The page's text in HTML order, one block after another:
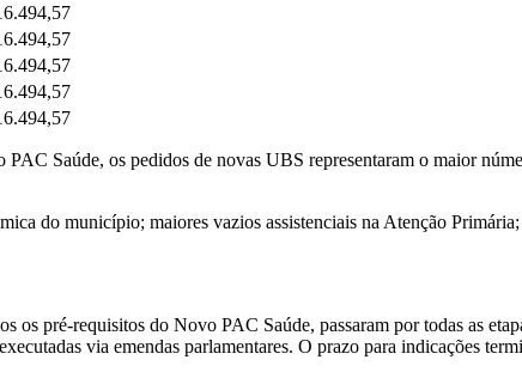
Saúde, os pedidos de novas UBS representaram o maior
do município; maiores vazios assistenciais na Atenção
os pré-requisitos do Novo PAC Saúde, passaram por todas as
via emendas parlamentares. O prazo para indicações